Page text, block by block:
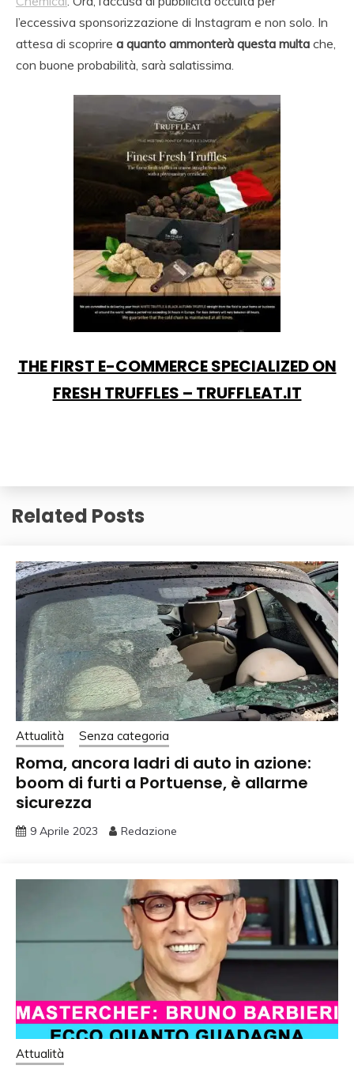
l’eccessiva sponsorizzazione di Instagram e non solo. In
attesa di scoprire a quanto ammonterà questa multa che,
con buone probabilità, sarà salatissima.
THE FIRST E-COMMERCE SPECIALIZED ON
FRESH TRUFFLES – TRUFFLEAT.IT
Related Posts
Attualità Senza categoria
Roma, ancora ladri di auto in azione:
boom di furti a Portuense, è allarme
sicurezza
9 Aprile 2023 Redazione
Attualità